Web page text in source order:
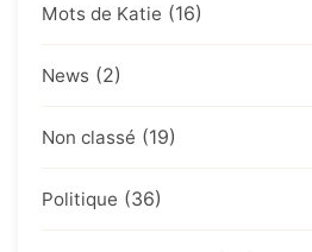
Mots de Katie (16)
News (2)
Non classé (19)
Politique (36)